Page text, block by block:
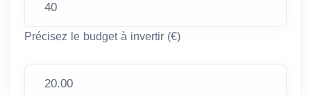
Précisez le budget à invertir (€)